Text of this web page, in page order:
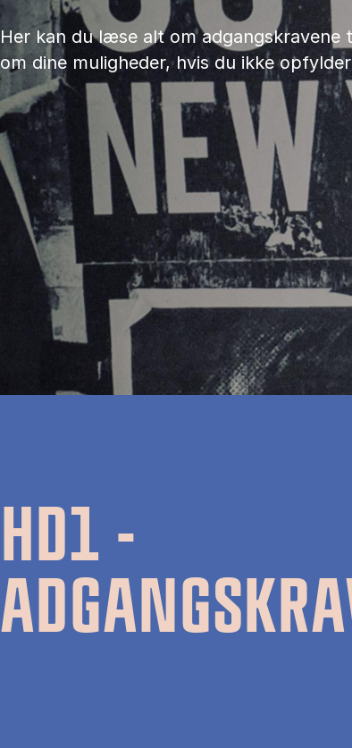
Her kan du læse alt om adgangskravene
om dine muligheder, hvis du ikke
HD1 -